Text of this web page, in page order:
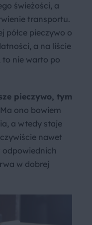
świeżości, a
transportu.
półce pieczywo o
a na liście
to nie warto po
pieczywo, tym
ono bowiem
a wtedy staje
nawet
odpowiednich
w dobrej